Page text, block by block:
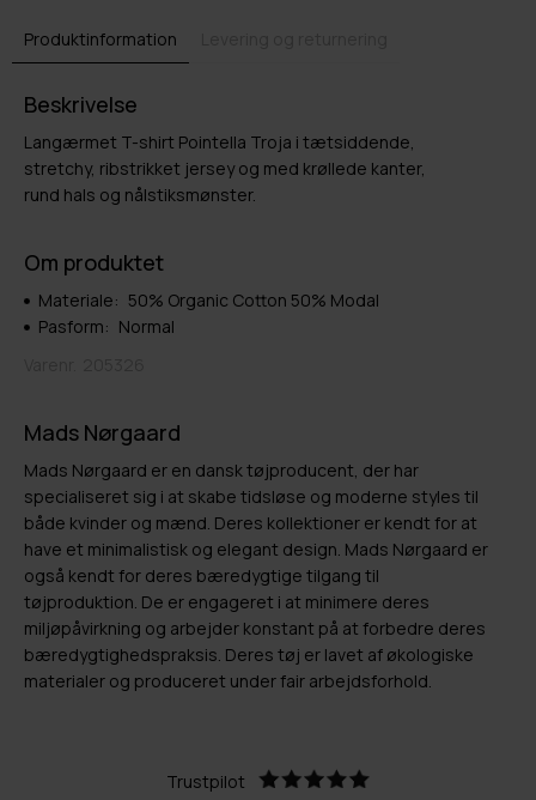
Produktinformation
Beskrivelse
Langærmet T-shirt Pointella Troja i tætsiddende,
stretchy, ribstrikket jersey og med krøllede kanter,
rund hals og nålstiksmønster.
Om produktet
Materiale: 50% Organic Cotton 50% Modal
Pasform: Normal
Mads Nørgaard
Mads Nørgaard er en dansk tøjproducent, der har
specialiseret sig i at skabe tidsløse og moderne styles til
både kvinder og mænd. Deres kollektioner er kendt for at
have et minimalistisk og elegant design. Mads Nørgaard er
også kendt for deres bæredygtige tilgang til
tøjproduktion. De er engageret i at minimere deres
miljøpåvirkning og arbejder konstant på at forbedre deres
bæredygtighedspraksis. Deres tøj er lavet af økologiske
materialer og produceret under fair arbejdsforhold.
Trustpilot